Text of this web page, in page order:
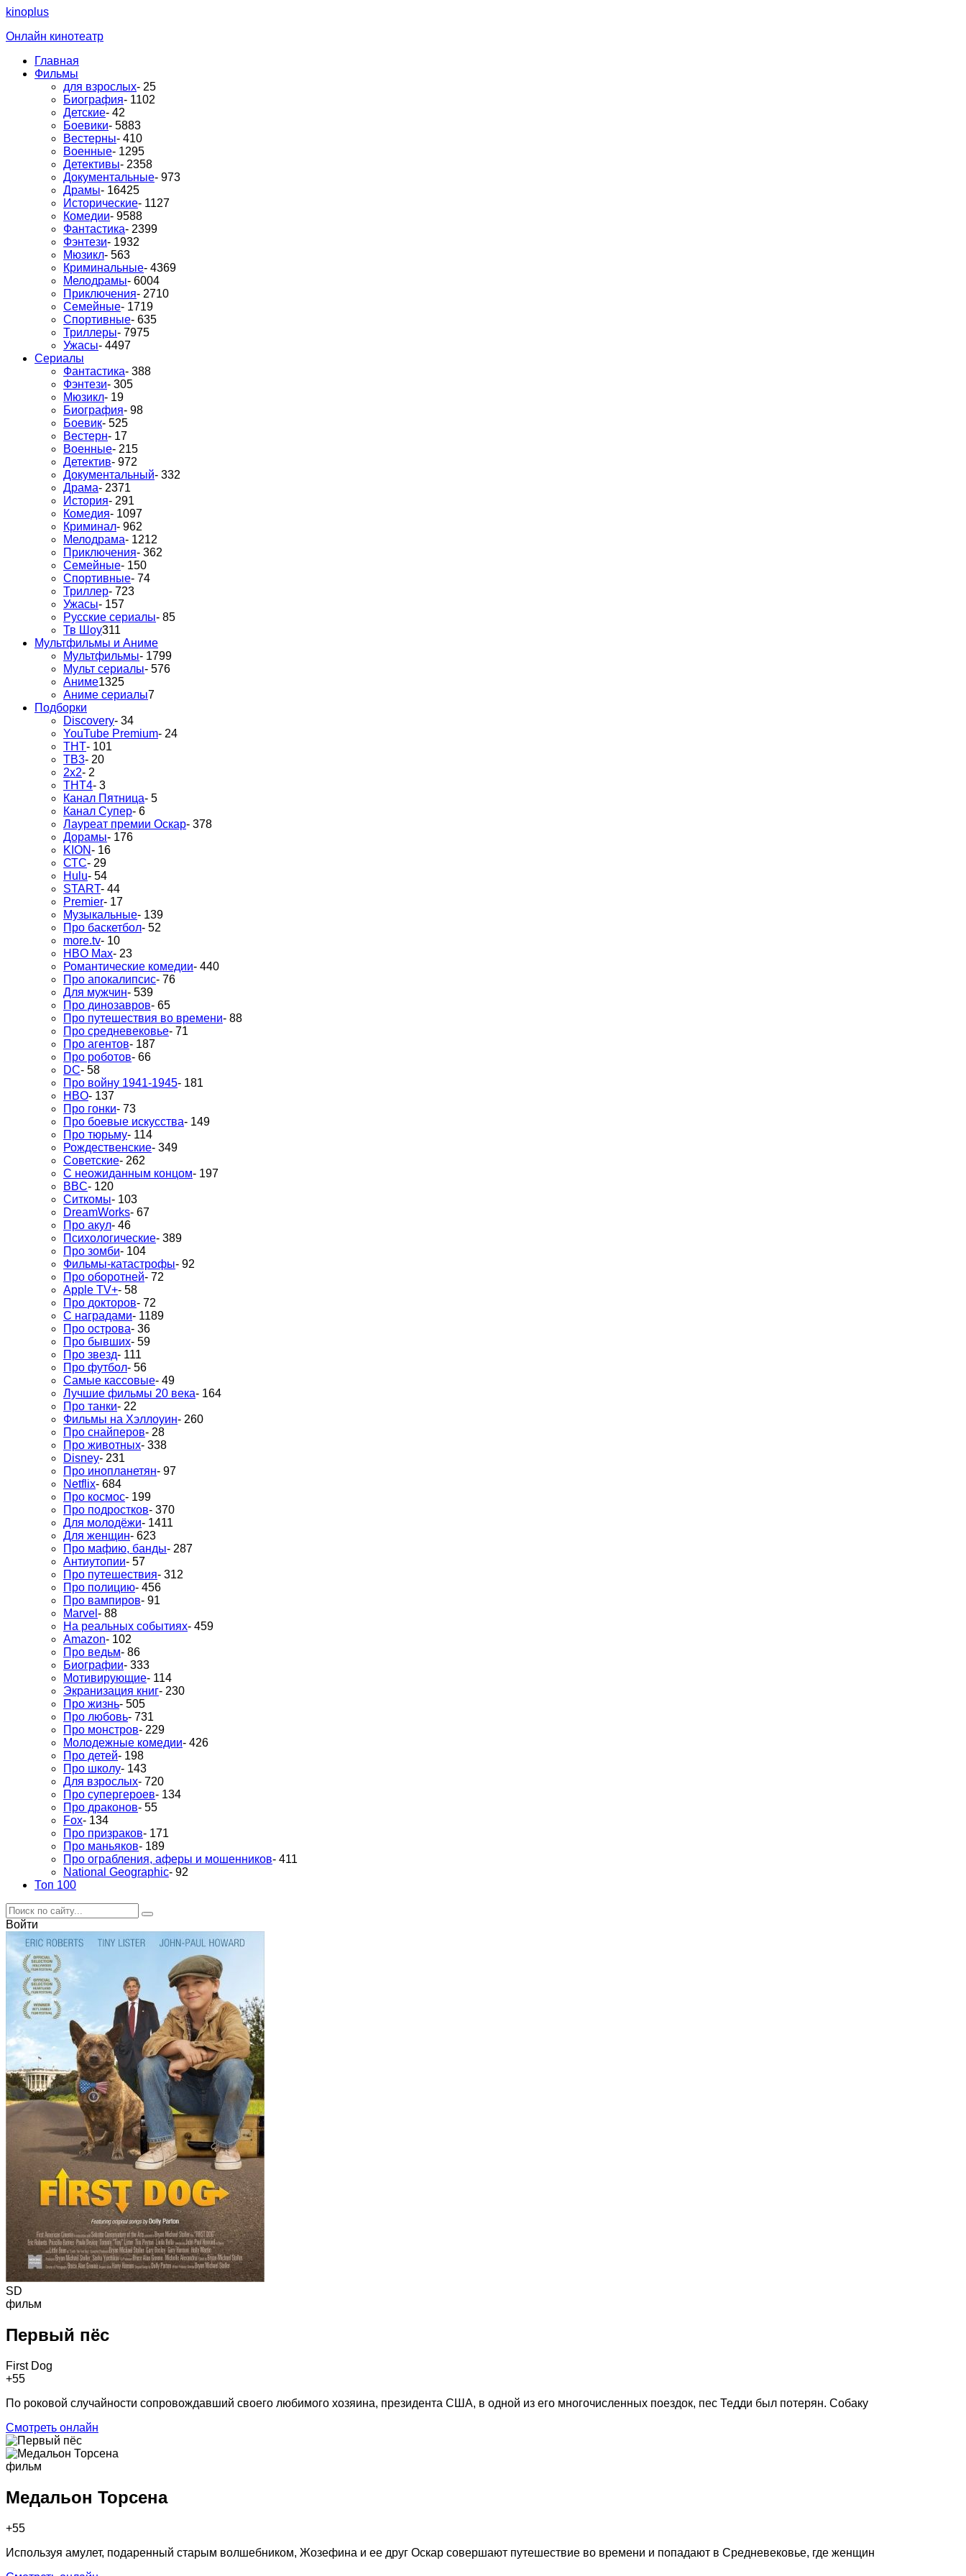
kinoplus
Онлайн кинотеатр
Главная
Фильмы
для взрослых- 25
Биография- 1102
Детские- 42
Боевики- 5883
Вестерны- 410
Военные- 1295
Детективы- 2358
Документальные- 973
Драмы- 16425
Исторические- 1127
Комедии- 9588
Фантастика- 2399
Фэнтези- 1932
Мюзикл- 563
Криминальные- 4369
Мелодрамы- 6004
Приключения- 2710
Семейные- 1719
Спортивные- 635
Триллеры- 7975
Ужасы- 4497
Сериалы
Фантастика- 388
Фэнтези- 305
Мюзикл- 19
Биография- 98
Боевик- 525
Вестерн- 17
Военные- 215
Детектив- 972
Документальный- 332
Драма- 2371
История- 291
Комедия- 1097
Криминал- 962
Мелодрама- 1212
Приключения- 362
Семейные- 150
Спортивные- 74
Триллер- 723
Ужасы- 157
Русские сериалы- 85
Тв Шоу311
Мультфильмы и Аниме
Мультфильмы- 1799
Мульт сериалы- 576
Аниме1325
Аниме сериалы7
Подборки
Discovery- 34
YouTube Premium- 24
ТНТ- 101
ТВ3- 20
2х2- 2
ТНТ4- 3
Канал Пятница- 5
Канал Супер- 6
Лауреат премии Оскар- 378
Дорамы- 176
KION- 16
СТС- 29
Hulu- 54
START- 44
Premier- 17
Музыкальные- 139
Про баскетбол- 52
more.tv- 10
HBO Max- 23
Романтические комедии- 440
Про апокалипсис- 76
Для мужчин- 539
Про динозавров- 65
Про путешествия во времени- 88
Про средневековье- 71
Про агентов- 187
Про роботов- 66
DC- 58
Про войну 1941-1945- 181
HBO- 137
Про гонки- 73
Про боевые искусства- 149
Про тюрьму- 114
Рождественские- 349
Советские- 262
С неожиданным концом- 197
BBC- 120
Ситкомы- 103
DreamWorks- 67
Про акул- 46
Психологические- 389
Про зомби- 104
Фильмы-катастрофы- 92
Про оборотней- 72
Apple TV+- 58
Про докторов- 72
С наградами- 1189
Про острова- 36
Про бывших- 59
Про звезд- 111
Про футбол- 56
Самые кассовые- 49
Лучшие фильмы 20 века- 164
Про танки- 22
Фильмы на Хэллоуин- 260
Про снайперов- 28
Про животных- 338
Disney- 231
Про инопланетян- 97
Netflix- 684
Про космос- 199
Про подростков- 370
Для молодёжи- 1411
Для женщин- 623
Про мафию, банды- 287
Антиутопии- 57
Про путешествия- 312
Про полицию- 456
Про вампиров- 91
Marvel - 88
На реальных событиях- 459
Amazon- 102
Про ведьм- 86
Биографии- 333
Мотивирующие- 114
Экранизация книг- 230
Про жизнь- 505
Про любовь- 731
Про монстров- 229
Молодежные комедии- 426
Про детей- 198
Про школу- 143
Для взрослых- 720
Про супергероев- 134
Про драконов- 55
Fox- 134
Про призраков- 171
Про маньяков- 189
Про ограбления, аферы и мошенников- 411
National Geographic- 92
Топ 100
Войти
SD
фильм
Первый пёс
First Dog
+55
По роковой случайности сопровождавший своего любимого хозяина, президента США, в одной из его многочисленных поездок, пес Тедди был потерян. Собаку
Смотреть онлайн
фильм
Медальон Торсена
+55
Используя амулет, подаренный старым волшебником, Жозефина и ее друг Оскар совершают путешествие во времени и попадают в Средневековье, где женщин